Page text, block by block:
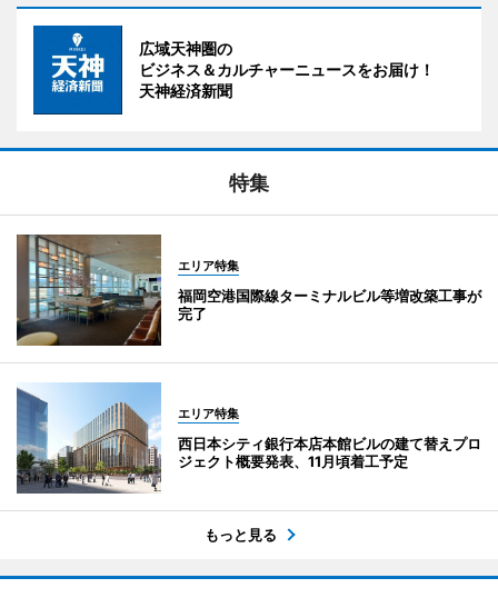
広域天神圏の
ビジネス＆カルチャーニュースをお届け！
天神経済新聞
特集
エリア特集
福岡空港国際線ターミナルビル等増改築工事が
完了
エリア特集
西日本シティ銀行本店本館ビルの建て替えプロ
ジェクト概要発表、11月頃着工予定
もっと見る